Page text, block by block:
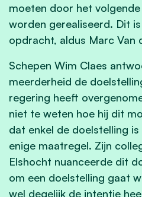
moeten door het
worden gerealiseerd. Dit
opdracht, aldus Marc Van
Schepen Wim Claes
meerderheid de
regering heeft
niet te weten hoe hij dit
dat enkel de doelstelling
enige maatregel. Zijn
Elshocht nuanceerde dit
om een doelstelling gaat
wel degelijk de intentie